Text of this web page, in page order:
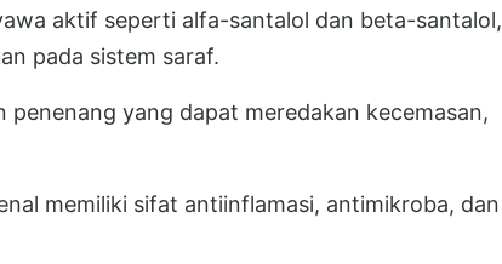
aktif seperti alfa-santalol dan beta-santalol,
pada sistem saraf.
penenang yang dapat meredakan kecemasan,
memiliki sifat antiinflamasi, antimikroba, dan